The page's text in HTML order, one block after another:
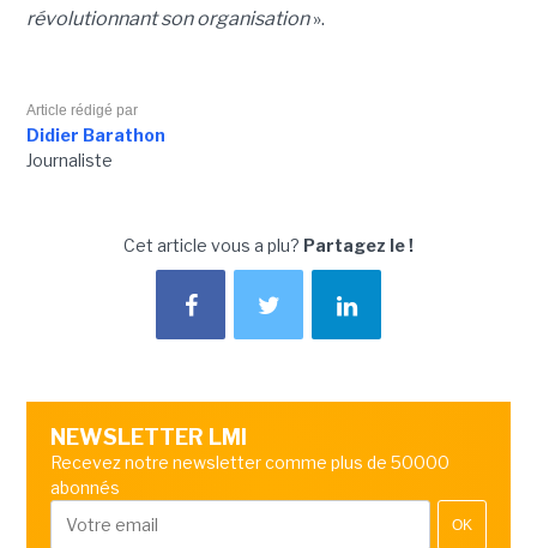
révolutionnant son organisation».
Article rédigé par
Didier Barathon
Journaliste
Cet article vous a plu? Partagez le !
NEWSLETTER LMI
Recevez notre newsletter comme plus de 50000
abonnés
OK